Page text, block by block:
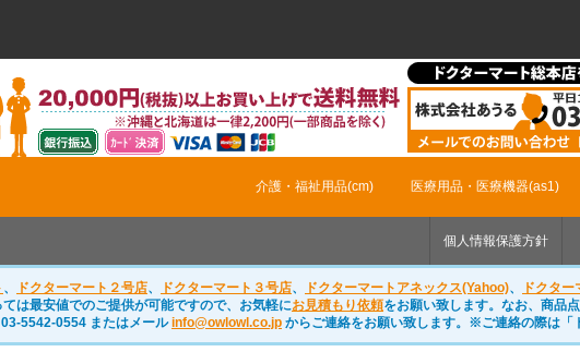
介護・福祉用品(cm) 医療用品・医療機器(as1)
個人情報保護方針
、 ドクターマート２号店、 ドクターマート３号店、 ドクターマートアネックス(Yahoo)、 ドクタ
は最安値でのご提供が可能ですので、お気軽にお見積もり依頼をお願い致します。なお、商品
5542-0554 またはメールinfo@owlowl.co.jp からご連絡をお願い致します。※ご連絡の際は「